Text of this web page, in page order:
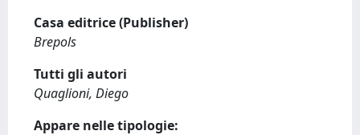
Casa editrice (Publisher)
Brepols
Tutti gli autori
Quaglioni, Diego
Appare nelle tipologie: